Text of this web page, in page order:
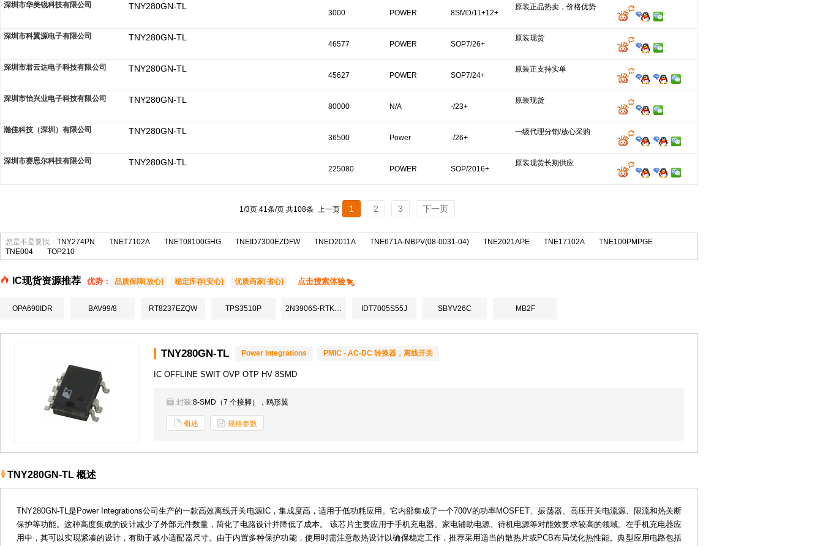
深圳市华美锐科技有限公司 TNY280GN-TL
3000 POWER 8SMD/11+12+
原装正品热卖，价格优势
深圳市科翼源电子有限公司 TNY280GN-TL
46577 POWER SOP7/26+
原装现货
深圳市君云达电子科技有限公司 TNY280GN-TL
45627 POWER SOP7/24+
原装正支持实单
深圳市怡兴业电子科技有限公司 TNY280GN-TL
80000 N/A -/23+
原装现货
瀚佳科技（深圳）有限公司 TNY280GN-TL
36500 Power -/26+
一级代理分销/放心采购
深圳市赛思尔科技有限公司 TNY280GN-TL
225080 POWER SOP/2016+
原装现货长期供应
1/3页 41条/页 共108条 上一页 1 2 3 下一页
您是不是要找： TNY274PN TNET7102A TNET08100GHG TNEID7300EZDFW TNED2011A TNE671A-NBPV(08-0031-04) TNE2021APE TNE17102A
TNE100PMPGE
TNE004
TOP210
IC现货资源推荐 优势： 品质保障[放心] 稳定库存[安心] 优质商家[省心] 点击搜索体验
OPA690IDR BAV99/8 RT8237EZQW TPS3510P 2N3906S-RTK/PS IDT7005S55J SBYV26C MB2F
TNY280GN-TL Power Integrations PMIC - AC-DC 转换器，离线开关
IC OFFLINE SWIT OVP OTP HV 8SMD
封装:8-SMD（7 个接脚），鸥形翼
概述 规格参数
TNY280GN-TL 概述
TNY280GN-TL是Power Integrations公司生产的一款高效离线开关电源IC，集成度高，适用于低功耗应用。它内部集成了一个700V的功率MOSFET、振荡器、高压开关电流源、限流和热关断
保护等功能。这种高度集成的设计减少了外部元件数量，简化了电路设计并降低了成本。 该芯片主要应用于手机充电器、家电辅助电源、待机电源等对能效要求较高的领域。在手机充电器应
用中，其可以实现紧凑的设计，有助于减小适配器尺寸。由于内置多种保护功能，使用时需注意散热设计以确保稳定工作，推荐采用适当的散热片或PCB布局优化热性能。典型应用电路包括